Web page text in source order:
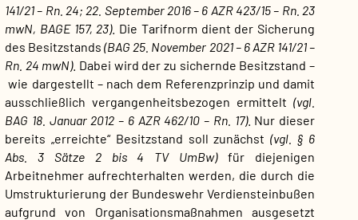
141/21 – Rn. 24; 22. September 2016 – 6 AZR 423/15 – Rn. 23
mwN, BAGE 157, 23). Die Tarifnorm dient der Sicherung
des Besitzstands (BAG 25. November 2021 – 6 AZR 141/21 –
Rn. 24 mwN). Dabei wird der zu sichernde Besitzstand –
wie dargestellt – nach dem Referenzprinzip und damit
ausschließlich vergangenheitsbezogen ermittelt (vgl.
BAG 18. Januar 2012 – 6 AZR 462/10 – Rn. 17). Nur dieser
bereits „erreichte“ Besitzstand soll zunächst (vgl. § 6
Abs. 3 Sätze 2 bis 4 TV UmBw)für diejenigen
Arbeitnehmer aufrechterhalten werden, die durch die
Umstrukturierung der Bundeswehr Verdiensteinbußen
aufgrund von Organisationsmaßnahmen ausgesetzt